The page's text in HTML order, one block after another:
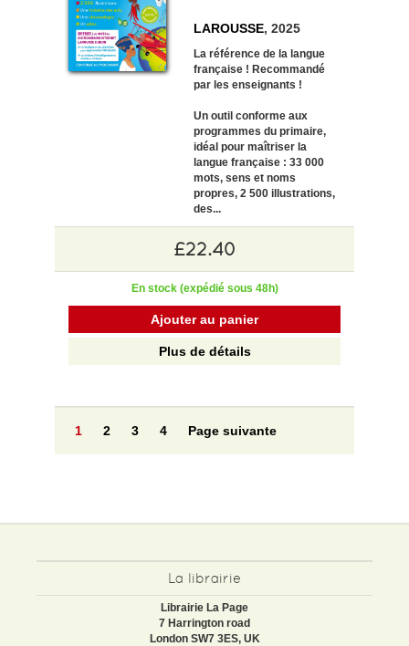
LAROUSSE, 2025
La référence de la langue
française ! Recommandé
par les enseignants !
Un outil conforme aux
programmes du primaire,
idéal pour maîtriser la
langue française : 33 000
mots, sens et noms
propres, 2 500 illustrations,
des...
£22.40
En stock (expédié sous 48h)
Ajouter au panier
Plus de détails
1 2 3 4 Page suivante
La librairie
Librairie La Page
7 Harrington road
London SW7 3ES, UK